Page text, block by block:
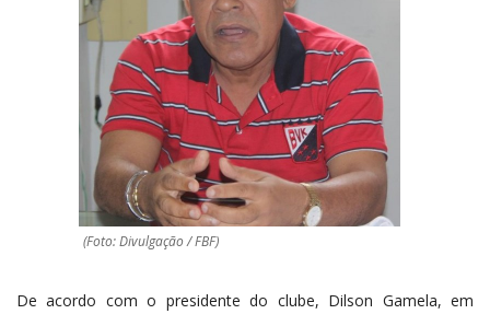
(Foto: Divulgação / FBF)
De acordo com o presidente do clube, Dilson Gamela, em